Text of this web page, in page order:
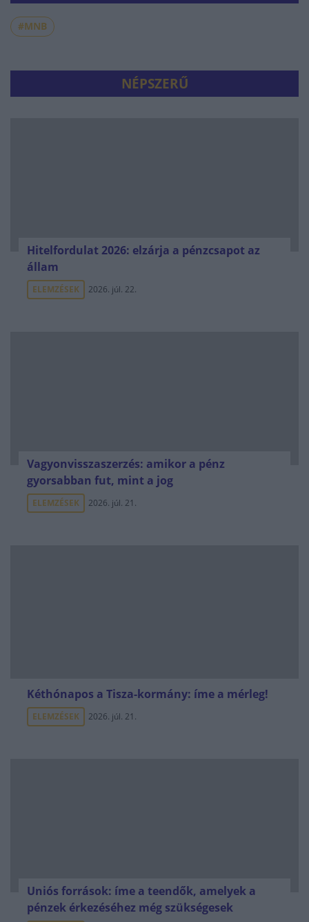
#MNB
NÉPSZERŰ
Hitelfordulat 2026: elzárja a pénzcsapot az
állam
ELEMZÉSEK 2026. júl. 22.
Vagyonvisszaszerzés: amikor a pénz
gyorsabban fut, mint a jog
ELEMZÉSEK 2026. júl. 21.
Kéthónapos a Tisza-kormány: íme a mérleg!
ELEMZÉSEK 2026. júl. 21.
Uniós források: íme a teendők, amelyek a
pénzek érkezéséhez még szükségesek